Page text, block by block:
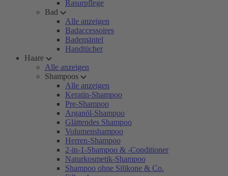
Rasurpflege
Bad
Alle anzeigen
Badaccessoires
Bademäntel
Handtücher
Haare
Alle anzeigen
Shampoos
Alle anzeigen
Keratin-Shampoo
Pre-Shampoo
Arganöl-Shampoo
Glättendes Shampoo
Volumenshampoo
Herren-Shampoo
2-in-1-Shampoo & -Conditioner
Naturkosmetik-Shampoo
Shampoo ohne Silikone & Co.